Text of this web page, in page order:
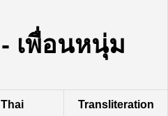
- เพื่อนหนุ่ม
Thai Transliteration